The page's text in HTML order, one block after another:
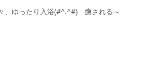
、ゆったり入浴(#^.^#) 癒される～